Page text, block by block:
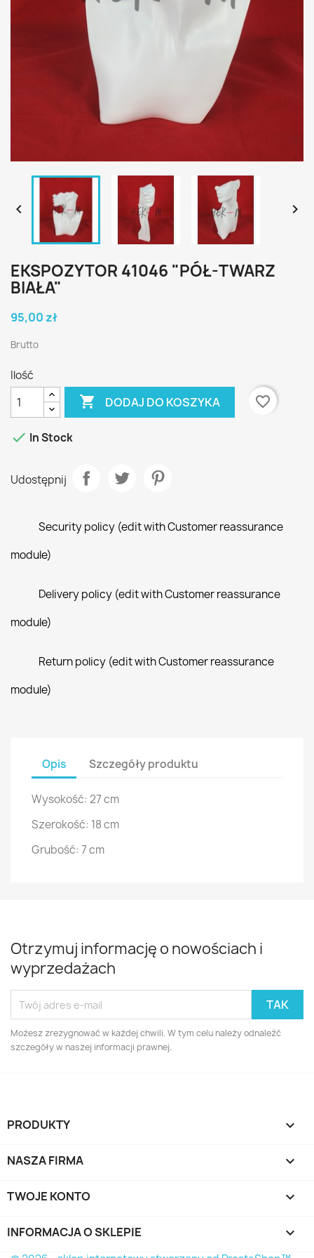
 
EKSPOZYTOR 41046 "PÓŁ-TWARZ
BIAŁA"
95,00 zł
Brutto
Ilość
 DODAJ DO KOSZYKA favorite_border
 In Stock
Udostępnij
Security policy (edit with Customer reassurance
module)
Delivery policy (edit with Customer reassurance
module)
Return policy (edit with Customer reassurance
module)
Opis Szczegóły produktu
Wysokość: 27 cm
Szerokość: 18 cm
Grubość: 7 cm
Otrzymuj informację o nowościach i
wyprzedażach
Możesz zrezygnować w każdej chwili. W tym celu należy odnaleźć
szczegóły w naszej informacji prawnej.
PRODUKTY 
NASZA FIRMA 
TWOJE KONTO 
INFORMACJA O SKLEPIE keyboard_arrow_down